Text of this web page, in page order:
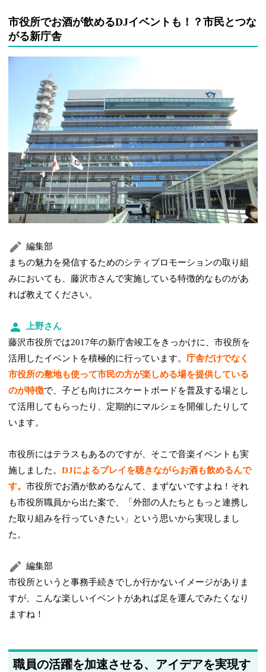
市役所でお酒が飲めるDJイベントも！？市民とつな
がる新庁舎
編集部
まちの魅力を発信するためのシティプロモーションの取り組
みにおいても、藤沢市さんで実施している特徴的なものがあ
れば教えてください。
上野さん
藤沢市役所では2017年の新庁舎竣工をきっかけに、市役所を
活用したイベントを積極的に行っています。 庁舎だけでなく
市役所の敷地も使って市民の方が楽しめる場を提供している
のが特徴で、子ども向けにスケートボードを普及する場とし
て活用してもらったり、定期的にマルシェを開催したりして
います。
市役所にはテラスもあるのですが、そこで音楽イベントも実
施しました。DJによるプレイを聴きながらお酒も飲めるんで
す。市役所でお酒が飲めるなんて、まずないですよね！それ
も市役所職員から出た案で、「外部の人たちともっと連携し
た取り組みを行っていきたい」という思いから実現しまし
た。
編集部
市役所というと事務手続きでしか行かないイメージがありま
すが、こんな楽しいイベントがあれば足を運んでみたくなり
ますね！
職員の活躍を加速させる、アイデアを実現す